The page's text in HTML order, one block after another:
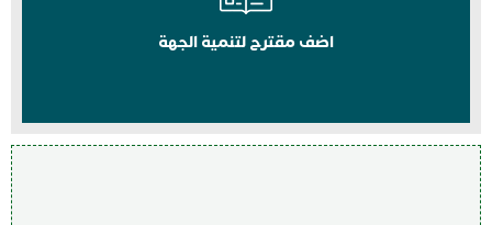
اضف مقترح لتنمية الجهة